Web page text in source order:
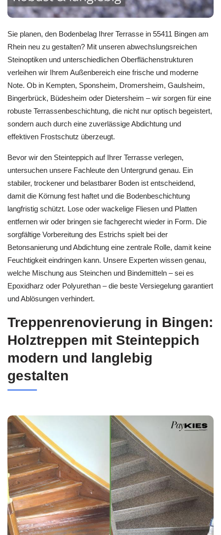
Sie planen, den Bodenbelag Ihrer Terrasse in 55411 Bingen am
Rhein neu zu gestalten? Mit unseren abwechslungsreichen
Steinoptiken und unterschiedlichen Oberflächenstrukturen
verleihen wir Ihrem Außenbereich eine frische und moderne
Note. Ob in Kempten, Sponsheim, Dromersheim, Gaulsheim,
Bingerbrück, Büdesheim oder Dietersheim – wir sorgen für eine
robuste Terrassenbeschichtung, die nicht nur optisch begeistert,
sondern auch durch eine zuverlässige Abdichtung und
effektiven Frostschutz überzeugt.
Bevor wir den Steinteppich auf Ihrer Terrasse verlegen,
untersuchen unsere Fachleute den Untergrund genau. Ein
stabiler, trockener und belastbarer Boden ist entscheidend,
damit die Körnung fest haftet und die Bodenbeschichtung
langfristig schützt. Lose oder wackelige Fliesen und Platten
entfernen wir oder bringen sie fachgerecht wieder in Form. Die
sorgfältige Vorbereitung des Estrichs spielt bei der
Betonsanierung und Abdichtung eine zentrale Rolle, damit keine
Feuchtigkeit eindringen kann. Unsere Experten wissen genau,
welche Mischung aus Steinchen und Bindemitteln – sei es
Epoxidharz oder Polyurethan – die beste Versiegelung garantiert
und Ablösungen verhindert.
Treppenrenovierung in Bingen:
Holztreppen mit Steinteppich
modern und langlebig
gestalten